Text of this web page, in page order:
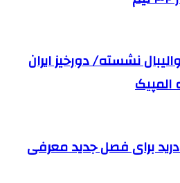
نشسته/ دورخیز ایران
المپیک
رئال مادرید برای فصل جدید معرفی